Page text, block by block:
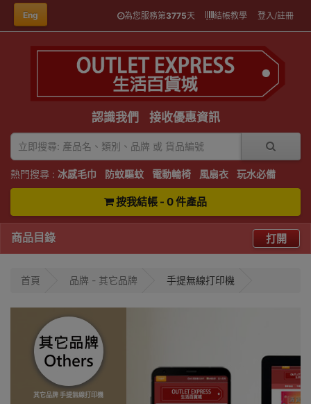
Eng 為您服務第3775天 結帳教學 登入/註冊
認識我們 接收優惠資訊
熱門搜尋 : 冰感毛巾 防蚊驅蚊 電動輪椅 風扇衣 玩水必備
按我結帳 - 0 件產品
商品目錄 打開
首頁 品牌 - 其它品牌 手提無線打印機
其它品牌 手提無線打印機